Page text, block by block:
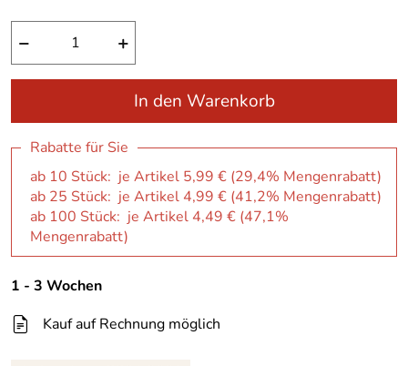
− +
In den Warenkorb
Rabatte für Sie
ab 10 Stück: je Artikel 5,99 € (29,4% Mengenrabatt)
ab 25 Stück: je Artikel 4,99 € (41,2% Mengenrabatt)
ab 100 Stück: je Artikel 4,49 € (47,1%
Mengenrabatt)
1 - 3 Wochen
Kauf auf Rechnung möglich